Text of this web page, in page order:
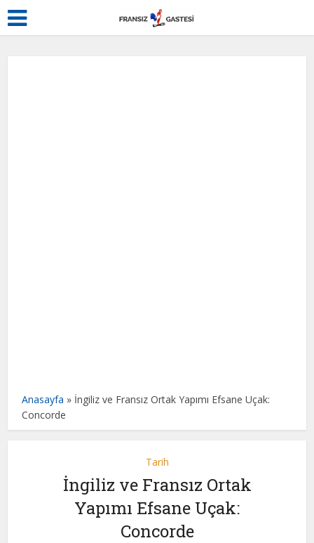
Anasayfa » İngiliz ve Fransız Ortak Yapımı Efsane Uçak:
Concorde
Tarih
İngiliz ve Fransız Ortak
Yapımı Efsane Uçak:
Concorde